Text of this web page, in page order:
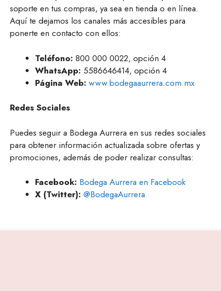
soporte en tus compras, ya sea en tienda o en línea.
Aquí te dejamos los canales más accesibles para
ponerte en contacto con ellos:
Teléfono: 800 000 0022, opción 4
WhatsApp: 5586646414, opción 4
Página Web: www.bodegaaurrera.com.mx
Redes Sociales
Puedes seguir a Bodega Aurrera en sus redes sociales
para obtener información actualizada sobre ofertas y
promociones, además de poder realizar consultas:
Facebook: Bodega Aurrera en Facebook
X (Twitter): @BodegaAurrera